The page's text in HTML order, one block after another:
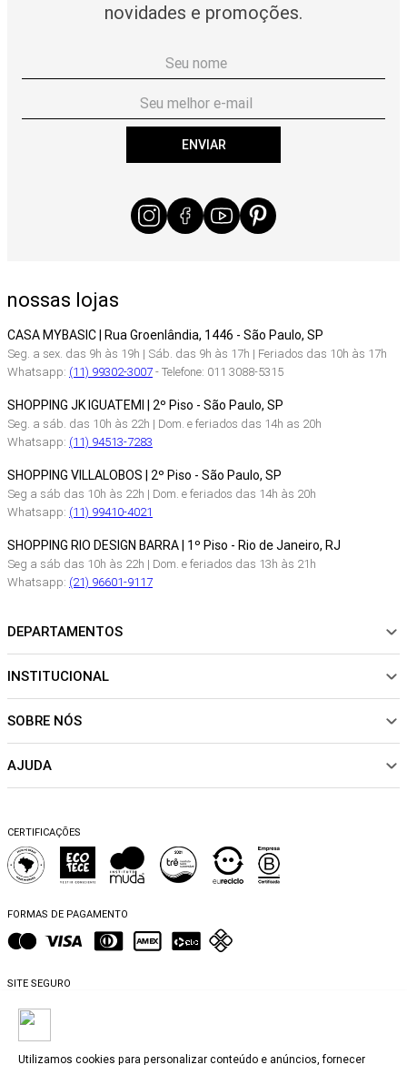
Utilizamos cookies para personalizar conteúdo e anúncios, fornecer
novidades e promoções.
ENVIAR
nossas lojas
CASA MYBASIC | Rua Groenlândia, 1446 - São Paulo, SP
Seg. a sex. das 9h às 19h | Sáb. das 9h às 17h | Feriados das 10h às 17h
Whatsapp: (11) 99302-3007- Telefone: 011 3088-5315
SHOPPING JK IGUATEMI | 2º Piso - São Paulo, SP
Seg. a sáb. das 10h às 22h | Dom. e feriados das 14h as 20h
Whatsapp: (11) 94513-7283
SHOPPING VILLALOBOS | 2º Piso - São Paulo, SP
Seg a sáb das 10h às 22h | Dom. e feriados das 14h às 20h
Whatsapp: (11) 99410-4021
SHOPPING RIO DESIGN BARRA | 1º Piso - Rio de Janeiro, RJ
Seg a sáb das 10h às 22h | Dom. e feriados das 13h às 21h
Whatsapp: (21) 96601-9117
DEPARTAMENTOS
NOVIDADES
CALÇADOS
SALE
INSTITUCIONAL
Sobre Nós
Sustentabilidade
Trocas e Devoluções
Perguntas Frequentes
Blog
SOBRE NÓS
Política de pagamento
AJUDA
Dicas de cuidados
Falar no WhatsApp
CERTIFICAÇÕES
FORMAS DE PAGAMENTO
SITE SEGURO